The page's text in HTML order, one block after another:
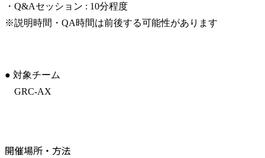
・Q&Aセッション : 10分程度
※説明時間・QA時間は前後する可能性があります
● 対象チーム
GRC-AX
開催場所・方法